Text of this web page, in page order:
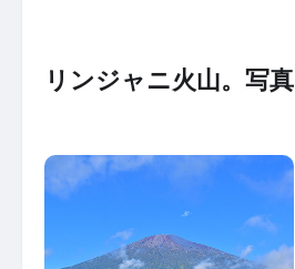
リンジャニ火山。写真